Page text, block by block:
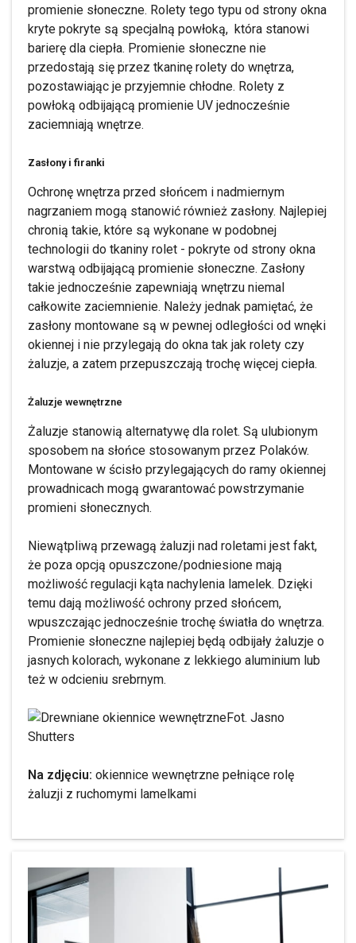
promienie słoneczne. Rolety tego typu od strony okna
kryte pokryte są specjalną powłoką, która stanowi
barierę dla ciepła. Promienie słoneczne nie
przedostają się przez tkaninę rolety do wnętrza,
pozostawiając je przyjemnie chłodne. Rolety z
powłoką odbijającą promienie UV jednocześnie
zaciemniają wnętrze.
Zasłony i firanki
Ochronę wnętrza przed słońcem i nadmiernym
nagrzaniem mogą stanowić również zasłony. Najlepiej
chronią takie, które są wykonane w podobnej
technologii do tkaniny rolet - pokryte od strony okna
warstwą odbijającą promienie słoneczne. Zasłony
takie jednocześnie zapewniają wnętrzu niemal
całkowite zaciemnienie. Należy jednak pamiętać, że
zasłony montowane są w pewnej odległości od wnęki
okiennej i nie przylegają do okna tak jak rolety czy
żaluzje, a zatem przepuszczają trochę więcej ciepła.
Żaluzje wewnętrzne
Żaluzje stanowią alternatywę dla rolet. Są ulubionym
sposobem na słońce stosowanym przez Polaków.
Montowane w ścisło przylegających do ramy okiennej
prowadnicach mogą gwarantować powstrzymanie
promieni słonecznych.
Niewątpliwą przewagą żaluzji nad roletami jest fakt,
że poza opcją opuszczone/podniesione mają
możliwość regulacji kąta nachylenia lamelek. Dzięki
temu dają możliwość ochrony przed słońcem,
wpuszczając jednocześnie trochę światła do wnętrza.
Promienie słoneczne najlepiej będą odbijały żaluzje o
jasnych kolorach, wykonane z lekkiego aluminium lub
też w odcieniu srebrnym.
Fot. Jasno
Shutters
Na zdjęciu: okiennice wewnętrzne pełniące rolę
żaluzji z ruchomymi lamelkami